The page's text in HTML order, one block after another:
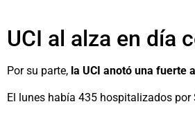
UCI al alza en día
Por su parte, la UCI anotó una fuerte
El lunes había 435 hospitalizados por